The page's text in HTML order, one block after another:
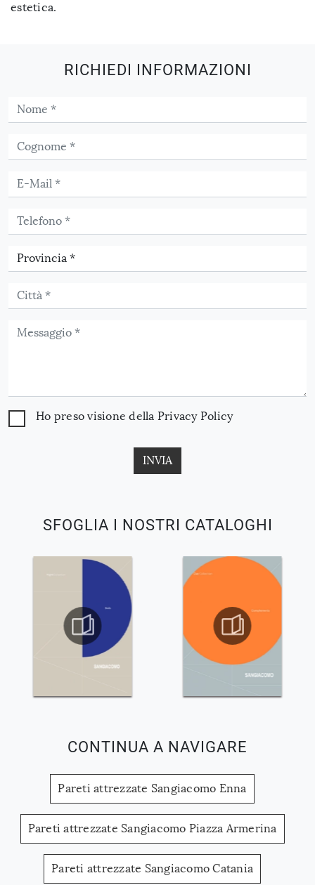
estetica.
SFOGLIA I NOSTRI CATALOGHI
CONTINUA A NAVIGARE
Pareti attrezzate Sangiacomo Enna
Pareti attrezzate Sangiacomo Piazza Armerina
Pareti attrezzate Sangiacomo Catania
RICHIEDI INFORMAZIONI
Ho preso visione della Privacy Policy
INVIA